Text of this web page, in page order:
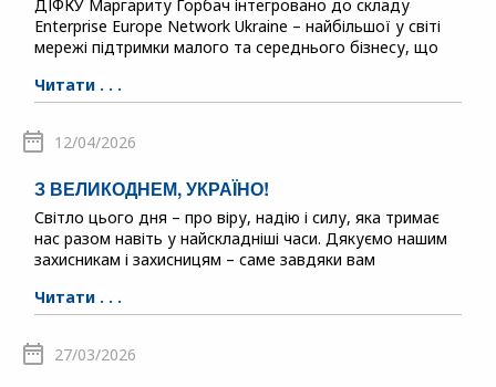
ДІФКУ Маргариту Горбач інтегровано до складу
Enterprise Europe Network Ukraine – найбільшої у світі
мережі підтримки малого та середнього бізнесу, що
Читати . . .
12/04/2026
З ВЕЛИКОДНЕМ, УКРАЇНО!
Світло цього дня – про віру, надію і силу, яка тримає
нас разом навіть у найскладніші часи. Дякуємо нашим
захисникам і захисницям – саме завдяки вам
Читати . . .
27/03/2026